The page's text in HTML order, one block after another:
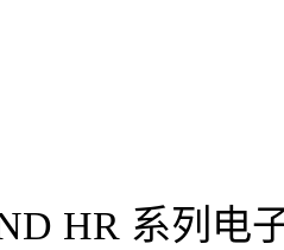
HR 系列电